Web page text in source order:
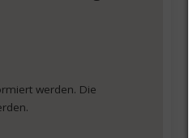
werden. Die